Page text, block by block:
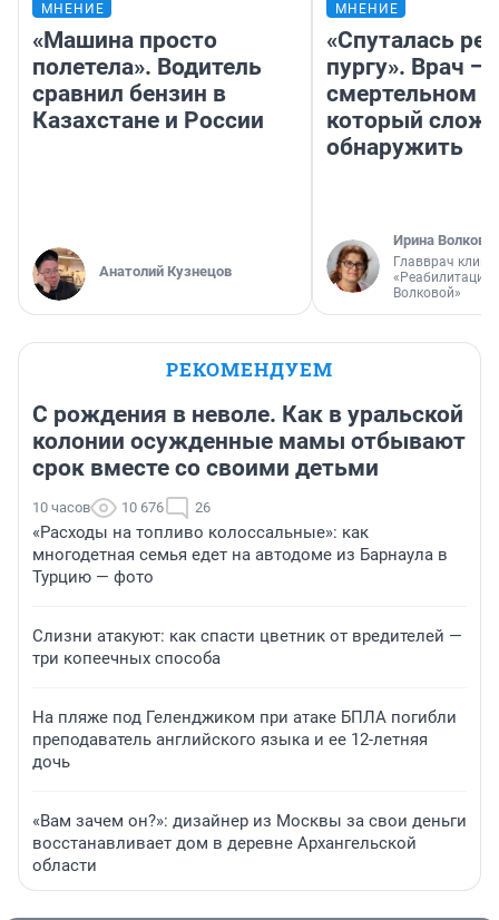
МНЕНИЕ
«Машина просто
полетела». Водитель
сравнил бензин в
Казахстане и России
Анатолий Кузнецов
МНЕНИЕ
«Спуталась
пургу». Врач —
смертельном
который
обнаружить
Ирина Волкова
Главврач
«Реабилитация
Волковой»
РЕКОМЕНДУЕМ
С рождения в неволе. Как в уральской
колонии осужденные мамы отбывают
срок вместе со своими детьми
10 часов 10 676 26
«Расходы на топливо колоссальные»: как
многодетная семья едет на автодоме из Барнаула в
Турцию — фото
Слизни атакуют: как спасти цветник от вредителей —
три копеечных способа
На пляже под Геленджиком при атаке БПЛА погибли
преподаватель английского языка и ее 12-летняя
дочь
«Вам зачем он?»: дизайнер из Москвы за свои деньги
восстанавливает дом в деревне Архангельской
области